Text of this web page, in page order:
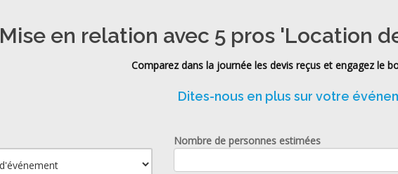
Mise en relation avec 5 pros 'Location
Comparez dans la journée les devis reçus et engagez le
Dites-nous en plus sur votre
Nombre de personnes estimées